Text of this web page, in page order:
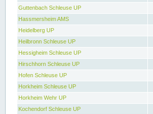
Guttenbach Schleuse UP
Hassmersheim AMS
Heidelberg UP
Heilbronn Schleuse UP
Hessigheim Schleuse UP
Hirschhorn Schleuse UP
Hofen Schleuse UP
Horkheim Schleuse UP
Horkheim Wehr UP
Kochendorf Schleuse UP